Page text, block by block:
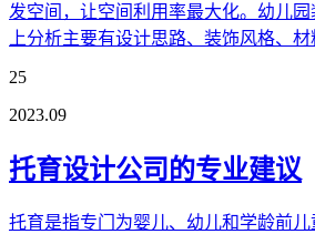
发空间，让空间利用率最大化。幼儿
上分析主要有设计思路、装饰风格、材
25
2023.09
托育设计公司的专业建议
托育是指专门为婴儿、幼儿和学龄前